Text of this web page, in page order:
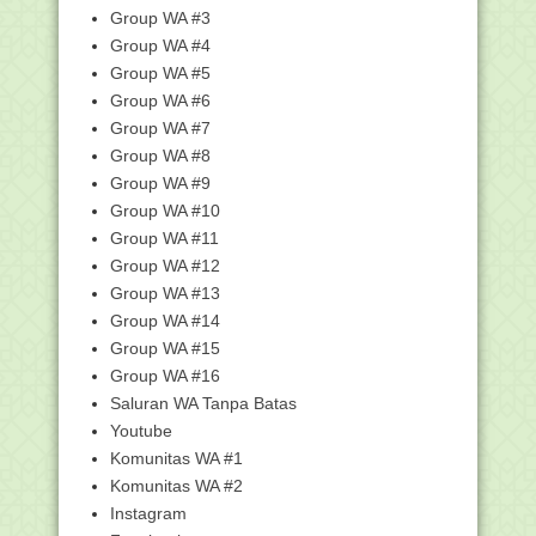
31 Januari Harlah NU, Simak Latar
Belakang Berdiri...
Kemenag Salurkan Bantuan ASN untuk
Masyarakat Terd...
Siswa MAN 2 Pekanbaru akan Wakili
Indonesia di Oli...
Unduh Juknis Pendaftaran Keberadaan
Pesantren Tahu...
"Hukum Berkurban Serta Jenis dan
Syarat Hewan Kurb...
Layanan Pendaftaran Keberadaan
Pesantren Sudah Dibuka
Aplikasi Quran Kemenag In Word versi
Terbaru Hadir...
"Waktu Shalat Jum'at dan Amalan
Sunnah sebelum Sha...
"Pernikahan Nabi Muhammad Saw." -
Materi SKI MI
Ini Fitur Barunya
Konglomerat Tambang Batu Bara di
Group WA #3
Group WA #4
Group WA #5
Group WA #6
Group WA #7
Group WA #8
Group WA #9
Group WA #10
Group WA #11
Group WA #12
Group WA #13
Group WA #14
Group WA #15
Group WA #16
Saluran WA Tanpa Batas
Youtube
Komunitas WA #1
Komunitas WA #2
Instagram